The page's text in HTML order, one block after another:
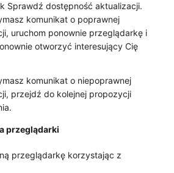
Sprawdź dostępność aktualizacji.
komunikat o poprawnej
uruchom ponownie przeglądarkę i
otworzyć interesujący Cię
komunikat o niepoprawnej
przejdź do kolejnej propozycji
przeglądarki
przeglądarkę korzystając z